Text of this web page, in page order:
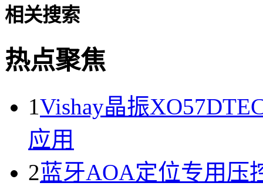
相关搜索
热点聚焦
1Vishay晶振
应用
2蓝牙AOA定位专用压